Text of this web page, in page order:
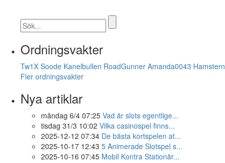
Ordningsvakter
Tw1X Soode Kanelbullen RoadGunner Amanda0043 Hamstern
Fler ordningsvakter
Nya artiklar
måndag 6/4 07:25 Vad är slots egentlige...
tisdag 31/3 10:02 Vilka casinospel finns...
2025-12-12 07:34 De bästa kortspelen at...
2025-10-17 12:43 5 Animerade Slotspel s...
2025-10-16 07:45 Mobil Kontra Stationär...